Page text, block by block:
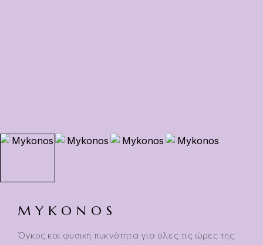
MYKONOS
Όγκος και φυσική πυκνότητα για όλες τις ώρες της